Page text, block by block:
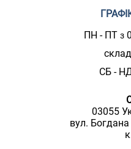
ПН - ПТ з
склад
СБ -
03055
вул.